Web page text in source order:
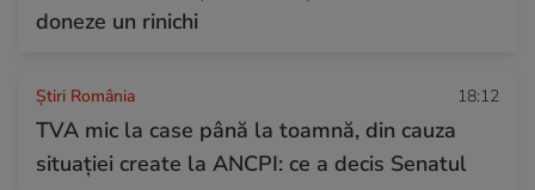
doneze un rinichi
Știri România 18:12
TVA mic la case până la toamnă, din cauza
situației create la ANCPI: ce a decis Senatul